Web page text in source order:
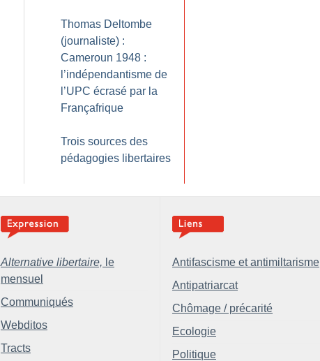
Thomas Deltombe
(journaliste) :
Cameroun 1948 :
l’indépendantisme de
l’UPC écrasé par la
Françafrique
Trois sources des
pédagogies libertaires
Alternative libertaire, le
mensuel
Communiqués
Webditos
Tracts
Antifascisme et antimiltarisme
Antipatriarcat
Chômage / précarité
Ecologie
Politique